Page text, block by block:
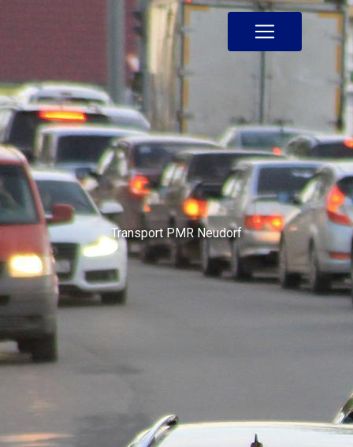
Transport PMR Neudorf
Panneau de gestion des cookies